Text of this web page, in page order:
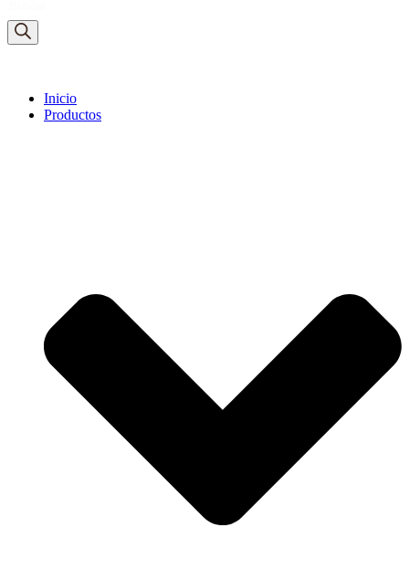
productos
Inicio
Productos